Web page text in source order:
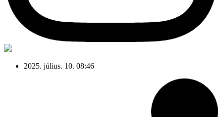
2025. július. 10. 08:46